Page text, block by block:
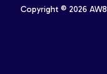
Copyright © 2026 AW8